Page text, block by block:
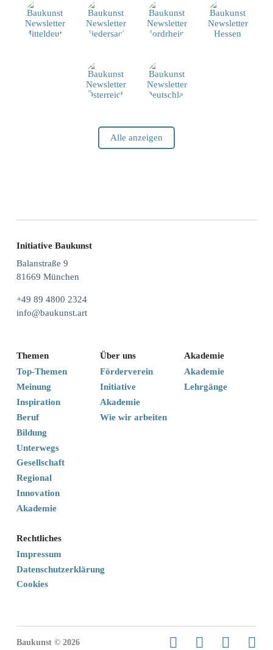
Alle anzeigen
Initiative Baukunst
Balanstraße 9
81669 München
+49 89 4800 2324
info@baukunst.art
Themen
Top-Themen
Meinung
Inspiration
Beruf
Bildung
Unterwegs
Gesellschaft
Regional
Innovation
Akademie
Akademie
Akademie
Lehrgänge
Über uns
Förderverein
Initiative
Akademie
Wie wir arbeiten
Rechtliches
Impressum
Datenschutzerklärung
Cookies
Baukunst © 2026